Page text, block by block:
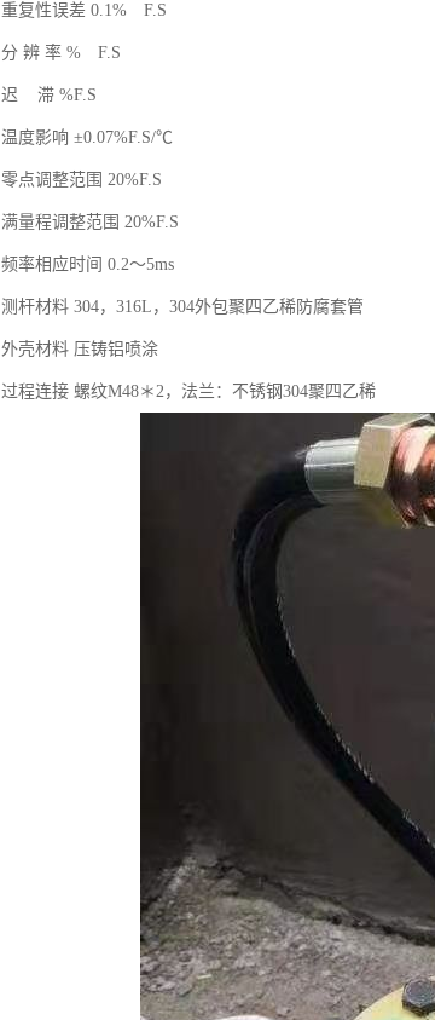
重复性误差 0.1% F.S
分 辨 率 % F.S
迟 滞 %F.S
温度影响 ±0.07%F.S/℃
零点调整范围 20%F.S
满量程调整范围 20%F.S
频率相应时间 0.2～5ms
测杆材料 304，316L，304外包聚四乙稀防腐套管
外壳材料 压铸铝喷涂
过程连接 螺纹M48＊2，法兰：不锈钢304聚四乙稀